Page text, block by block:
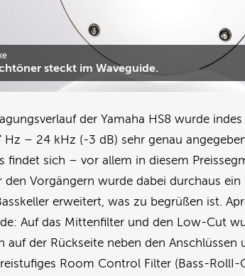
steckt im Waveguide.
der Yamaha HS8 wurde
Hz – 24 kHz (-3 dB) sehr genau
findet sich – vor allem in diesem
den Vorgängern wurde dabei durchaus
erweitert, was zu begrüßen ist.
Auf das Mittenfilter und den Low-Cut
auf der Rückseite neben den
Room Control Filter (Bass-